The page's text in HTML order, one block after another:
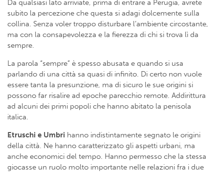
Da qualsiasi lato arriviate, prima di entrare a Perugia, avrete
subito la percezione che questa si adagi dolcemente sulla
collina. Senza voler troppo disturbare l’ambiente circostante,
ma con la consapevolezza e la fierezza di chi si trova lì da
sempre.
La parola “sempre” è spesso abusata e quando si usa
parlando di una città sa quasi di infinito. Di certo non vuole
essere tanta la presunzione, ma di sicuro le sue origini si
possono far risalire ad epoche parecchio remote. Addirittura
ad alcuni dei primi popoli che hanno abitato la penisola
italica.
Etruschi e Umbri hanno indistintamente segnato le origini
della città. Ne hanno caratterizzato gli aspetti urbani, ma
anche economici del tempo. Hanno permesso che la stessa
giocasse un ruolo molto importante nelle relazioni fra i due